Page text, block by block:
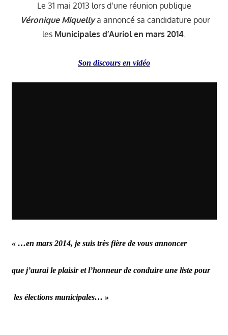
Véronique Miquelly -
Auriol,Vie du village -
Auriol
Le 31 mai 2013 lors d’une réunion publique
Véronique Miquelly a annoncé sa candidature pour
les Municipales d’Auriol en mars 2014.
Son discours en vidéo
« …en mars 2014, je suis très fière de vous annoncer
que j’aurai le plaisir et l’honneur de conduire une liste pour
les élections municipales… »